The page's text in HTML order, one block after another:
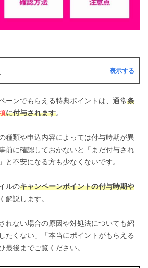
ーンでもらえる特典ポイントは、通常条
に付与されます。
種類や申込内容によっては付与時期が異
前に確認しておかないと「まだ付与され
と不安になる方も少なくないです。
ルのキャンペーンポイントの付与時期や
解説します。
れない場合の原因や対処法についても紹
たくない」「本当にポイントがもらえる
最後までご覧ください。